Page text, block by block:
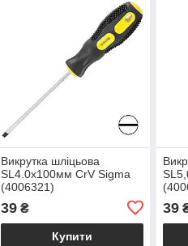
Викрутка шліцьова
SL4.0х100мм CrV Sigma
(4006321)
39₴
Купити
39